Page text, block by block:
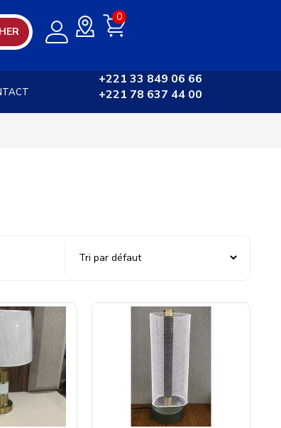
0
+221 33 849 06 66
+221 78 637 44 00